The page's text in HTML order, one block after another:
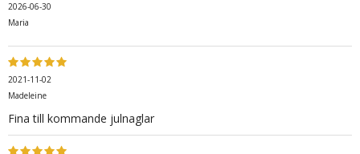
2026-06-30
Maria
2021-11-02
Madeleine
Fina till kommande julnaglar